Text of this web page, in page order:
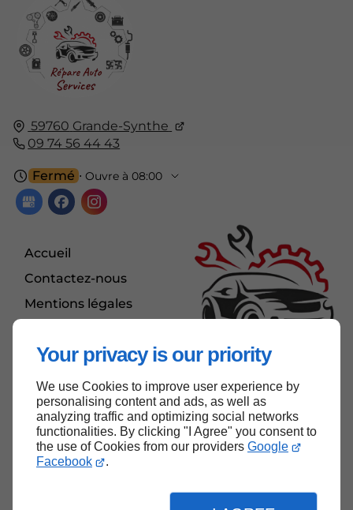
Your privacy is our priority
We use Cookies to improve user experience by
personalising content and ads, as well as
analyzing traffic and optimizing social networks
functionalities. By clicking "I Agree" you consent to
the use of Cookies from our providers Google
Facebook
.
59760 Grande-Synthe
09 74 56 44 43
Fermé ⋅ Ouvre à 08:00
Accueil
Contactez-nous
Mentions légales
Haut de page